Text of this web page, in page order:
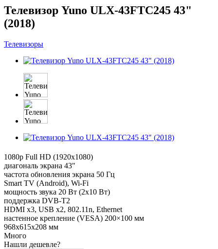
Телевизор Yuno ULX-43FTC245 43"
(2018)
Телевизоры
1080p Full HD (1920x1080)
диагональ экрана 43"
частота обновления экрана 50 Гц
Smart TV (Android), Wi-Fi
мощность звука 20 Вт (2х10 Вт)
поддержка DVB-T2
HDMI x3, USB x2, 802.11n, Ethernet
настенное крепление (VESA) 200×100 мм
968x615x208 мм
Много
Нашли дешевле?